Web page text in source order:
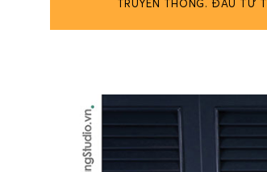
TRUYỀN THÔNG. ĐẦU TƯ